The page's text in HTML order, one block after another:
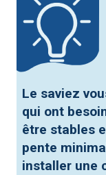
Le saviez
qui ont
être stables
pente
installer une